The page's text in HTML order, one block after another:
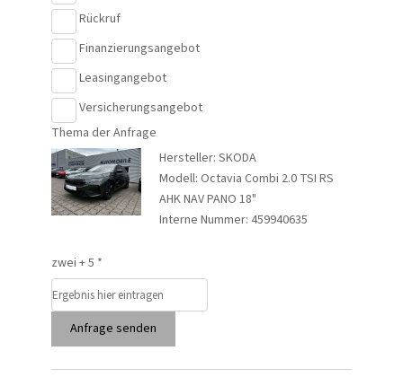
Rückruf
Finanzierungsangebot
Leasingangebot
Versicherungsangebot
Thema der Anfrage
Hersteller: SKODA
Modell: Octavia Combi 2.0 TSI RS
AHK NAV PANO 18"
Interne Nummer: 459940635
zwei + 5 *
Anfrage senden